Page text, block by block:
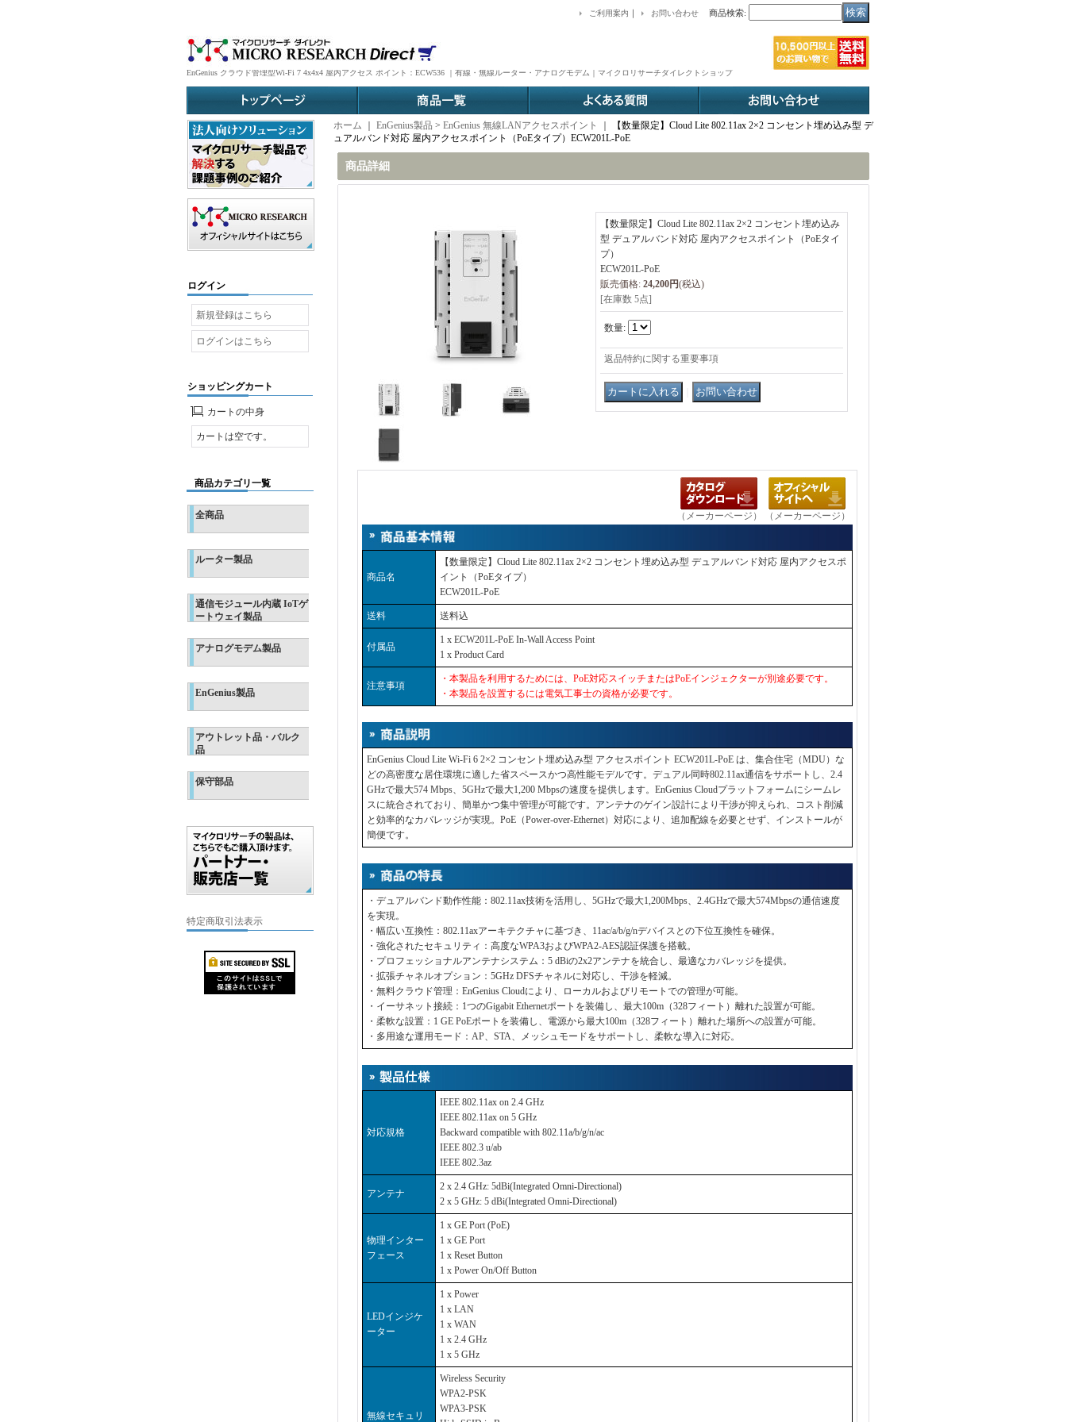
EnGenius クラウド管理型Wi-Fi 7 4x4x4 屋内アクセス ポイント：ECW536 ｜有線・無線ルーター・アナログモデム｜マイクロリサーチダイレクトショップ
ご利用案内 ｜ お問い合わせ 商品検索:
ログイン
新規登録はこちら
ログインはこちら
ショッピングカート
カートの中身
カートは空です。
商品カテゴリ一覧
全商品
ルーター製品
通信モジュール内蔵 IoTゲ
ートウェイ製品
アナログモデム製品
EnGenius製品
アウトレット品・バルク
品
保守部品
特定商取引法表示
ホーム EnGenius製品 > EnGenius 無線LANアクセスポイント
【数量限定】Cloud Lite 802.11ax 2×2 コンセント埋め込み型 デ
ュアルバンド対応 屋内アクセスポイント（PoEタイプ）ECW201L-PoE
商品詳細
【数量限定】Cloud Lite 802.11ax 2×2 コンセント埋め込み
型 デュアルバンド対応 屋内アクセスポイント（PoEタイ
プ）
ECW201L-PoE
販売価格: 24,200円(税込)
[在庫数 5点]
数量:
返品特約に関する重要事項
（メーカーページ） （メーカーページ）
商品名
【数量限定】Cloud Lite 802.11ax 2×2 コンセント埋め込み型 デュアルバンド対応 屋内アクセスポ
イント（PoEタイプ）
ECW201L-PoE
送料 送料込
付属品
1 x ECW201L-PoE In-Wall Access Point
1 x Product Card
注意事項
・本製品を利用するためには、PoE対応スイッチまたはPoEインジェクターが別途必要です。
・本製品を設置するには電気工事士の資格が必要です。
EnGenius Cloud Lite Wi-Fi 6 2×2 コンセント埋め込み型 アクセスポイント ECW201L-PoE は、集合住宅（MDU）な
どの高密度な居住環境に適した省スペースかつ高性能モデルです。デュアル同時802.11ax通信をサポートし、2.4
GHzで最大574 Mbps、5GHzで最大1,200 Mbpsの速度を提供します。EnGenius Cloudプラットフォームにシームレ
スに統合されており、簡単かつ集中管理が可能です。アンテナのゲイン設計により干渉が抑えられ、コスト削減
と効率的なカバレッジが実現。PoE（Power-over-Ethernet）対応により、追加配線を必要とせず、インストールが
簡便です。
・デュアルバンド動作性能：802.11ax技術を活用し、5GHzで最大1,200Mbps、2.4GHzで最大574Mbpsの通信速度
を実現。
・幅広い互換性：802.11axアーキテクチャに基づき、11ac/a/b/g/nデバイスとの下位互換性を確保。
・強化されたセキュリティ：高度なWPA3およびWPA2-AES認証保護を搭載。
・プロフェッショナルアンテナシステム：5 dBiの2x2アンテナを統合し、最適なカバレッジを提供。
・拡張チャネルオプション：5GHz DFSチャネルに対応し、干渉を軽減。
・無料クラウド管理：EnGenius Cloudにより、ローカルおよびリモートでの管理が可能。
・イーサネット接続：1つのGigabit Ethernetポートを装備し、最大100m（328フィート）離れた設置が可能。
・柔軟な設置：1 GE PoEポートを装備し、電源から最大100m（328フィート）離れた場所への設置が可能。
・多用途な運用モード：AP、STA、メッシュモードをサポートし、柔軟な導入に対応。
対応規格
IEEE 802.11ax on 2.4 GHz
IEEE 802.11ax on 5 GHz
Backward compatible with 802.11a/b/g/n/ac
IEEE 802.3 u/ab
IEEE 802.3az
アンテナ
2 x 2.4 GHz: 5dBi(Integrated Omni-Directional)
2 x 5 GHz: 5 dBi(Integrated Omni-Directional)
物理インター
フェース
1 x GE Port (PoE)
1 x GE Port
1 x Reset Button
1 x Power On/Off Button
LEDインジケ
ーター
1 x Power
1 x LAN
1 x WAN
1 x 2.4 GHz
1 x 5 GHz
無線セキュリ
Wireless Security
WPA2-PSK
WPA3-PSK